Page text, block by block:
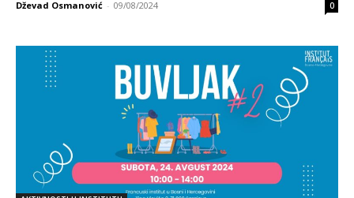
Dževad Osmanović - 09/08/2024 0